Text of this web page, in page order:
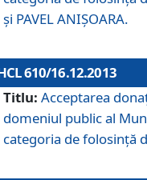
şi PAVEL ANIŞOARA.
610/16.12.2013
Titlu: Acceptarea
domeniul public al
categoria de folosinţă